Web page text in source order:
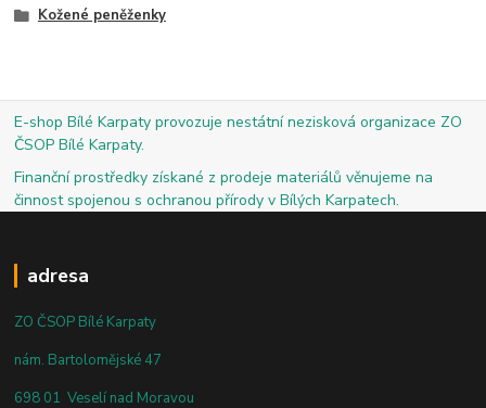
Kožené peněženky
E-shop Bílé Karpaty provozuje nestátní nezisková organizace ZO
ČSOP Bílé Karpaty.
Finanční prostředky získané z prodeje materiálů věnujeme na
činnost spojenou s ochranou přírody v Bílých Karpatech.
adresa
ZO ČSOP Bílé Karpaty
nám. Bartolomějské 47
698 01 Veselí nad Moravou